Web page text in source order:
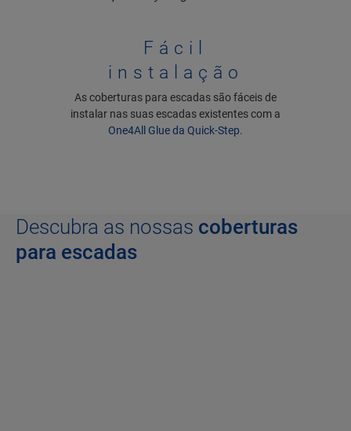
Fácil
instalação
As coberturas para escadas são fáceis de
instalar nas suas escadas existentes com a
One4All Glue da Quick-Step.
Descubra as nossas coberturas
para escadas